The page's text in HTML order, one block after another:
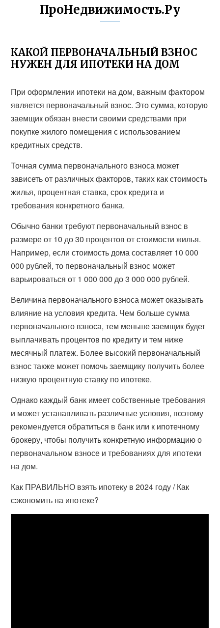
ПроНедвижимость.Ру
КАКОЙ ПЕРВОНАЧАЛЬНЫЙ ВЗНОС
НУЖЕН ДЛЯ ИПОТЕКИ НА ДОМ
При оформлении ипотеки на дом, важным фактором
является первоначальный взнос. Это сумма, которую
заемщик обязан внести своими средствами при
покупке жилого помещения с использованием
кредитных средств.
Точная сумма первоначального взноса может
зависеть от различных факторов, таких как стоимость
жилья, процентная ставка, срок кредита и
требования конкретного банка.
Обычно банки требуют первоначальный взнос в
размере от 10 до 30 процентов от стоимости жилья.
Например, если стоимость дома составляет 10 000
000 рублей, то первоначальный взнос может
варьироваться от 1 000 000 до 3 000 000 рублей.
Величина первоначального взноса может оказывать
влияние на условия кредита. Чем больше сумма
первоначального взноса, тем меньше заемщик будет
выплачивать процентов по кредиту и тем ниже
месячный платеж. Более высокий первоначальный
взнос также может помочь заемщику получить более
низкую процентную ставку по ипотеке.
Однако каждый банк имеет собственные требования
и может устанавливать различные условия, поэтому
рекомендуется обратиться в банк или к ипотечному
брокеру, чтобы получить конкретную информацию о
первоначальном взносе и требованиях для ипотеки
на дом.
Как ПРАВИЛЬНО взять ипотеку в 2024 году / Как
сэкономить на ипотеке?